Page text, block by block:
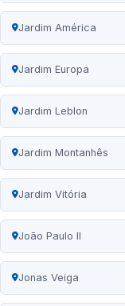
Jardim América
Jardim Europa
Jardim Leblon
Jardim Montanhês
Jardim Vitória
João Paulo II
Jonas Veiga